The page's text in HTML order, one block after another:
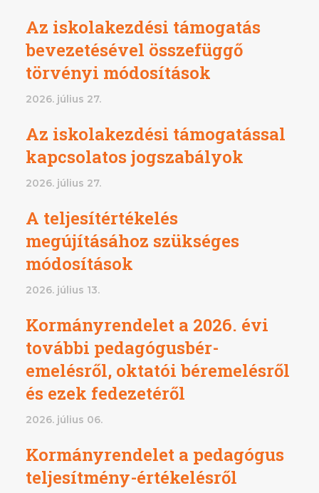
Az iskolakezdési támogatás
bevezetésével összefüggő
törvényi módosítások
2026. július 27.
Az iskolakezdési támogatással
kapcsolatos jogszabályok
2026. július 27.
A teljesítértékelés
megújításához szükséges
módosítások
2026. július 13.
Kormányrendelet a 2026. évi
további pedagógusbér-
emelésről, oktatói béremelésről
és ezek fedezetéről
2026. július 06.
Kormányrendelet a pedagógus
teljesítmény-értékelésről